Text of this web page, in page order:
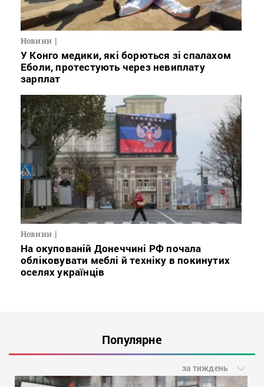
Новини
У Конго медики, які борються зі спалахом
Еболи, протестують через невиплату
зарплат
Новини
На окупованій Донеччині РФ почала
обліковувати меблі й техніку в покинутих
оселях українців
Популярне
за тиждень